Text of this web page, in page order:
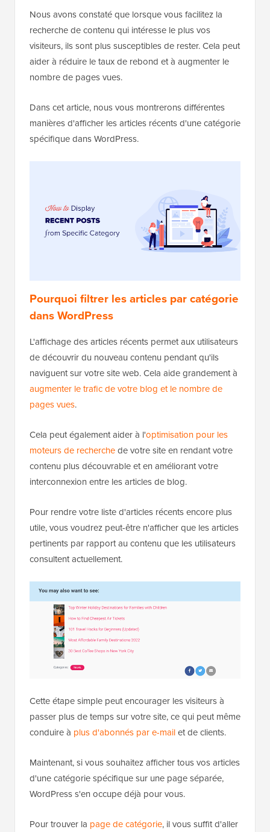
Nous avons constaté que lorsque vous facilitez la
recherche de contenu qui intéresse le plus vos
visiteurs, ils sont plus susceptibles de rester. Cela peut
aider à réduire le taux de rebond et à augmenter le
nombre de pages vues.
Dans cet article, nous vous montrerons différentes
manières d'afficher les articles récents d'une catégorie
spécifique dans WordPress.
Pourquoi filtrer les articles par catégorie
dans WordPress
L'affichage des articles récents permet aux utilisateurs
de découvrir du nouveau contenu pendant qu'ils
naviguent sur votre site web. Cela aide grandement à
augmenter le trafic de votre blog et le nombre de
pages vues.
Cela peut également aider à l'optimisation pour les
moteurs de recherchede votre site en rendant votre
contenu plus découvrable et en améliorant votre
interconnexion entre les articles de blog.
Pour rendre votre liste d'articles récents encore plus
utile, vous voudrez peut-être n'afficher que les articles
pertinents par rapport au contenu que les utilisateurs
consultent actuellement.
Cette étape simple peut encourager les visiteurs à
passer plus de temps sur votre site, ce qui peut même
conduire à plus d'abonnés par e-mailet de clients.
Maintenant, si vous souhaitez afficher tous vos articles
d'une catégorie spécifique sur une page séparée,
WordPress s'en occupe déjà pour vous.
Pour trouver la page de catégorie, il vous suffit d'aller